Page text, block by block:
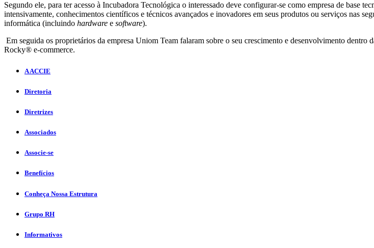
Segundo ele, para ter acesso à Incubadora Tecnológica o interessado deve configurar-se como empresa de base
intensivamente, conhecimentos científicos e técnicos avançados e inovadores em seus produtos ou serviços nas
informática (incluindo hardware e software).
Em seguida os proprietários da empresa Uniom Team falaram sobre o seu crescimento e desenvolvimento
Rocky® e-commerce.
A ACCIE
Diretoria
Diretrizes
Associados
Associe-se
Benefícios
Conheça Nossa Estrutura
Grupo RH
Informativos